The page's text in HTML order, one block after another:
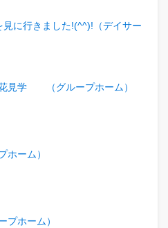
見に行きました!(^^)!（デイサー
見学 （グループホーム）
ホーム）
プホーム）